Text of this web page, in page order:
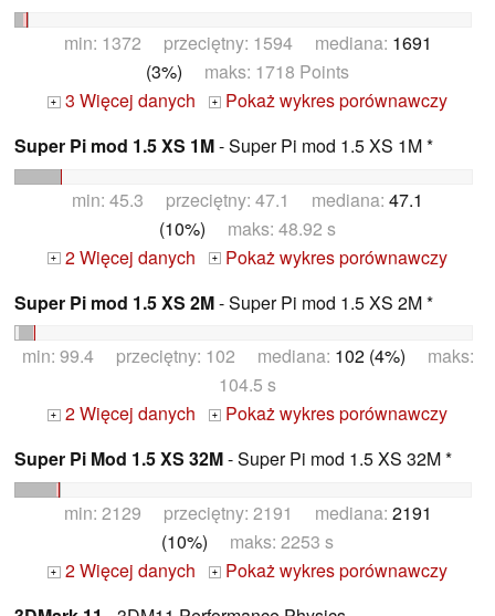
min: 1372 przeciętny: 1594 mediana: 1691
(3%) maks: 1718 Points
+ 3 Więcej danych +
Pokaż wykres porównawczy
Super Pi mod 1.5 XS 1M- Super Pi mod 1.5 XS 1M *
min: 45.3 przeciętny: 47.1 mediana: 47.1
(10%) maks: 48.92 s
+ 2 Więcej danych +
Pokaż wykres porównawczy
Super Pi mod 1.5 XS 2M- Super Pi mod 1.5 XS 2M *
min: 99.4 przeciętny: 102 mediana: 102 (4%) maks:
104.5 s
+ 2 Więcej danych +
Pokaż wykres porównawczy
Super Pi Mod 1.5 XS 32M- Super Pi mod 1.5 XS 32M *
min: 2129 przeciętny: 2191 mediana: 2191
(10%) maks: 2253 s
+ 2 Więcej danych +
Pokaż wykres porównawczy